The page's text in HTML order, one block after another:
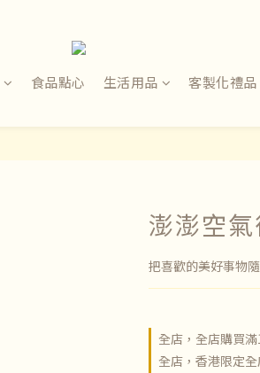
食品點心 生活用品 客製化禮品
澎澎空
把喜歡的美好事物
全店，全店購買
全店，香港限定